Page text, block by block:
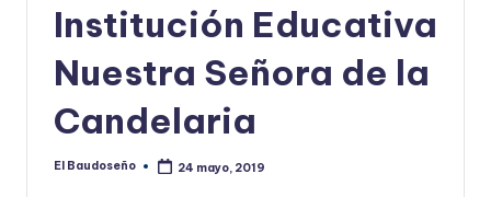
Institución Educativa
Nuestra Señora de la
Candelaria
Publicado
El Baudoseño 24 mayo, 2019